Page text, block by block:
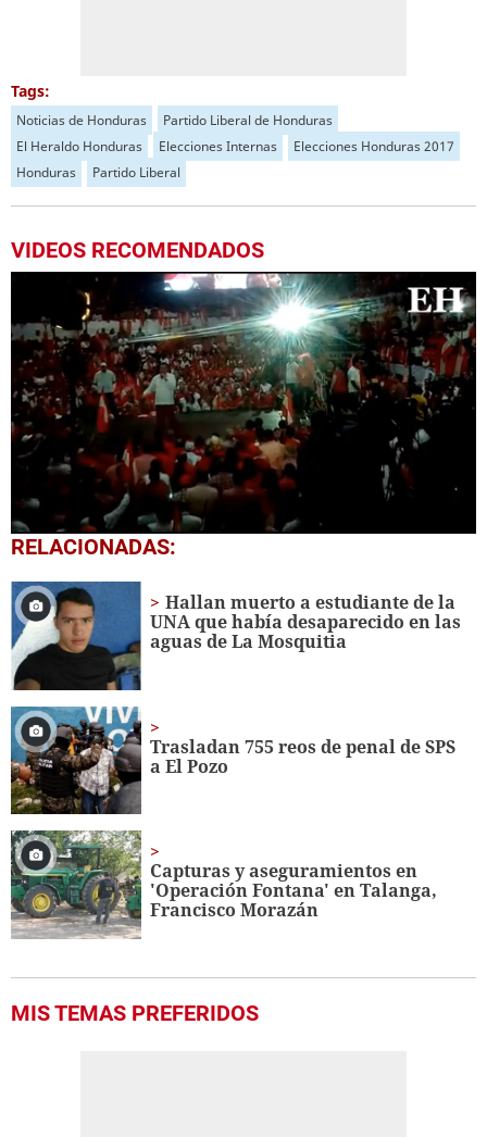
Tags:
Noticias de Honduras
Partido Liberal de Honduras
El Heraldo Honduras
Elecciones Internas
Elecciones Honduras 2017
Honduras
Partido Liberal
VIDEOS RECOMENDADOS
0
seconds
1
minute,
31
seconds
RELACIONADAS:
Hallan muerto a estudiante de la
UNA que había desaparecido en las
aguas de La Mosquitia
Trasladan 755 reos de penal de SPS
a El Pozo
Capturas y aseguramientos en
'Operación Fontana' en Talanga,
Francisco Morazán
MIS TEMAS PREFERIDOS